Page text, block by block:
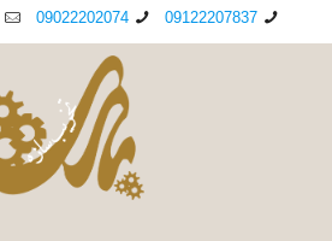
09122207837
09022202074